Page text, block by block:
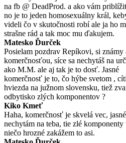
na fb @ DeadProd. a ako vám
no je to jeden homosexuálny král,
videli čo v skutočnosti robí ale ja ho
strašne rád a tak moc mu ďakujem.
Matesko Ďurček
Posielam pozdrav Repíkovi, si známy
komerčnosťou, síce sa nechytáš na
ako M.M. ale aj tak je to dosť. Jasné
komerčnosť je to, čo hýbe svetom ,
hviezda na južnom slovensku, tiež
odbytisko zlých komponentov ?
Kiko Kmeť
Haha, komerčnosť je skvelá vec, jasné
nechytám na teba, tie zlé komponenty
niečo hrozné zakážem to asi.